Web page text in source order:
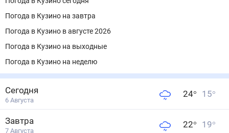
Погода в Кузино на завтра
Погода в Кузино в августе 2026
Погода в Кузино на выходные
Погода в Кузино на неделю
Сегодня
6 Августа
24° 15°
Завтра
7 Августа
22° 19°